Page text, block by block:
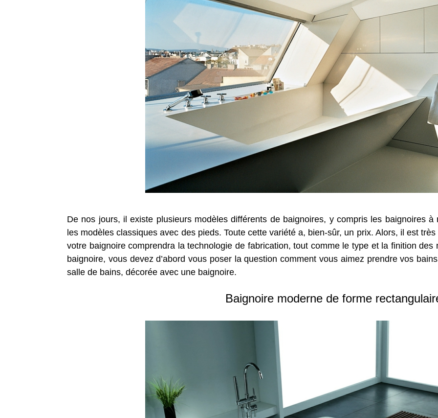
De nos jours, il existe plusieurs modèles différents de baignoires, y compris les baignoires
les modèles classiques avec des pieds. Toute cette variété a, bien-sûr, un prix. Alors, il est
votre baignoire comprendra la technologie de fabrication, tout comme le type et la finition
baignoire, vous devez d’abord vous poser la question comment vous aimez prendre vos
salle de bains, décorée avec une baignoire.
Baignoire moderne de forme